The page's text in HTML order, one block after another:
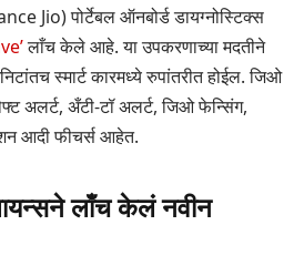
Jio) पोर्टेबल ऑनबोर्ड डायग्नोस्टिक्स
लाँच केले आहे. या उपकरणाच्या मदतीने
स्मार्ट कारमध्ये रुपांतरीत होईल. जिओ
अलर्ट, अँटी-टॉ अलर्ट, जिओ फेन्सिंग,
आदी फीचर्स आहेत.
लाँच केलं नवीन